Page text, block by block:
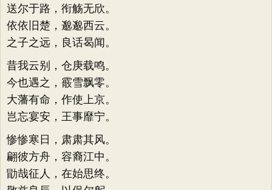
送尔于路，衔觞无欣。
依依旧楚，邈邈西云。
之子之远，良话曷闻。
昔我云别，仓庚载鸣。
今也遇之，霰雪飘零。
大藩有命，作使上京。
岂忘宴安，王事靡宁。
惨惨寒日，肃肃其风。
翩彼方舟，容裔江中。
勖哉征人，在始思终。